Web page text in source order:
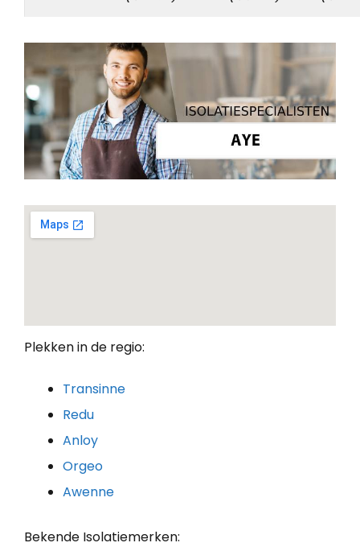
Plekken in de regio:
Transinne
Redu
Anloy
Orgeo
Awenne
Bekende Isolatiemerken: